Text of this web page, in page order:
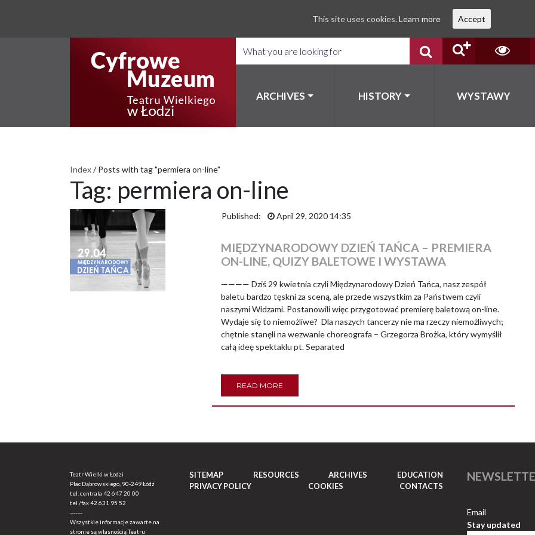
ARCHIVES HISTORY WYSTAWY
Index/ Posts with tag "permiera on-line"
Tag: permiera on-line
Published: April 29, 2020 14:35
MIĘDZYNARODOWY DZIEŃ TAŃCA – PREMIERA
ON-LINE, QUIZY BALETOWE I WYSTAWA
———— Dziś 29 kwietnia czyli Międzynarodowy Dzień Tańca, nasz zespół
baletu bardzo tęskni za sceną, ale przede wszystkim za Państwem czyli
naszymi Widzami. Postanowili więc przygotować premierę baletową on-line.
Wydaje się to niemożliwe? Dla naszych tancerzy nie ma rzeczy niemożliwych;
chętnie stanęli na wezwanie choreografa – Grzegorza Brożka, który wymyślił
całą ideę spektaklu pt. Separated
READ MORE
Teatr Wielki w Łodzi
Plac Dąbrowskiego, 90-249 Łódź
tel. centrala 42 647 20 00
tel./fax42 631 95 52
-------
Wszystkie informacje zawarte na
stronie są własnością Teatru
SITEMAP RESOURCES ARCHIVES
EDUCATION
PRIVACY POLICY
COOKIES CONTACTS
Email
Stay updated
This site uses cookies. Learn more Accept